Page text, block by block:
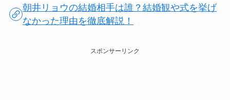
朝井リョウの結婚相手は誰？結婚観や式を挙げ
なかった理由を徹底解説！
スポンサーリンク